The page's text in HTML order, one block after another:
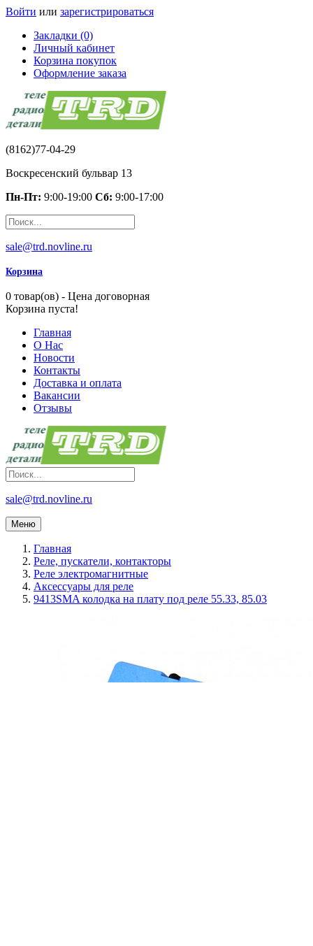
Войти или зарегистрироваться
Закладки (0)
Личный кабинет
Корзина покупок
Оформление заказа
(8162)77-04-29
Воскресенский бульвар 13
Пн-Пт: 9:00-19:00 Сб: 9:00-17:00
sale@trd.novline.ru
Корзина
0 товар(ов) - Цена договорная
Корзина пуста!
Главная
О Нас
Новости
Контакты
Доставка и оплата
Вакансии
Отзывы
sale@trd.novline.ru
Меню
Главная
Реле, пускатели, контакторы
Реле электромагнитные
Аксессуары для реле
9413SMA колодка на плату под реле 55.33, 85.03